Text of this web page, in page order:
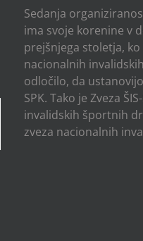
Sedanja
ima svoje korenine v
prejšnjega stoletja, ko
nacionalnih
odločilo, da
SPK. Tako je Zveza
invalidskih športnih
zveza nacionalnih